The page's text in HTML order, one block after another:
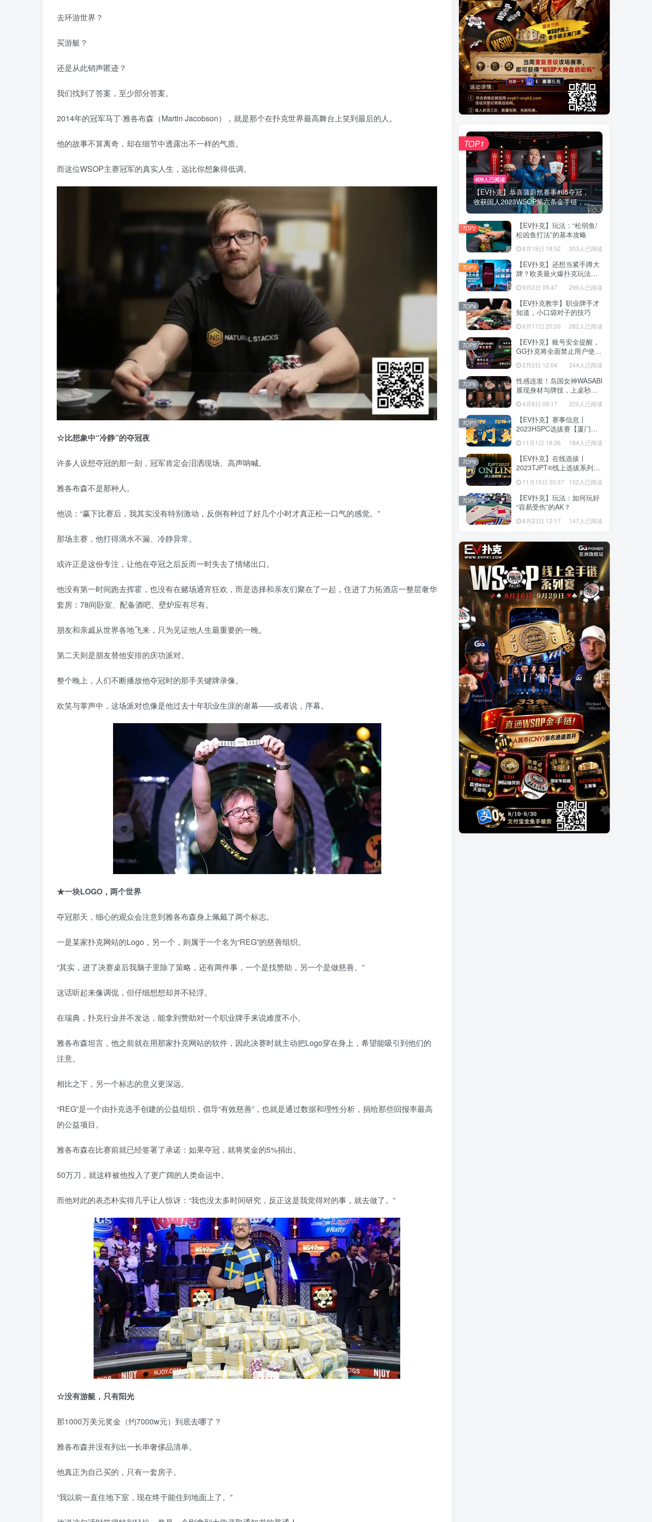
去环游世界？
买游艇？
还是从此销声匿迹？
我们找到了答案，至少部分答案。
2014年的冠军马丁·雅各布森（Martin Jacobson），就是那个在扑克世界最高舞台上笑到最后的人。
他的故事不算离奇，却在细节中透露出不一样的气质。
而这位WSOP主赛冠军的真实人生，远比你想象得低调。
☆比想象中“冷静”的夺冠夜
许多人设想夺冠的那一刻，冠军肯定会泪洒现场、高声呐喊。
雅各布森不是那种人。
他说：“赢下比赛后，我其实没有特别激动，反倒有种过了好几个小时才真正松一口气的感觉。”
那场主赛，他打得滴水不漏、冷静异常。
或许正是这份专注，让他在夺冠之后反而一时失去了情绪出口。
他没有第一时间跑去挥霍，也没有在赌场通宵狂欢，而是选择和亲友们聚在了一起，住进了力拓酒店一整层奢华
套房：78间卧室、配备酒吧、壁炉应有尽有。
朋友和亲戚从世界各地飞来，只为见证他人生最重要的一晚。
第二天则是朋友替他安排的庆功派对。
整个晚上，人们不断播放他夺冠时的那手关键牌录像。
欢笑与掌声中，这场派对也像是他过去十年职业生涯的谢幕——或者说，序幕。
★一块LOGO ，两个世界
夺冠那天，细心的观众会注意到雅各布森身上佩戴了两个标志。
一是某家扑克网站的Logo，另一个，则属于一个名为“REG”的慈善组织。
“其实，进了决赛桌后我脑子里除了策略，还有两件事，一个是找赞助，另一个是做慈善。”
这话听起来像调侃，但仔细想想却并不轻浮。
在瑞典，扑克行业并不发达，能拿到赞助对一个职业牌手来说难度不小。
雅各布森坦言，他之前就在用那家扑克网站的软件，因此决赛时就主动把Logo穿在身上，希望能吸引到他们的
注意。
相比之下，另一个标志的意义更深远。
“REG”是一个由扑克选手创建的公益组织，倡导“有效慈善”，也就是通过数据和理性分析，捐给那些回报率最高
的公益项目。
雅各布森在比赛前就已经签署了承诺：如果夺冠，就将奖金的5%捐出。
50万刀，就这样被他投入了更广阔的人类命运中。
而他对此的表态朴实得几乎让人惊讶：“我也没太多时间研究，反正这是我觉得对的事，就去做了。”
☆没有游艇，只有阳光
那1000万美元奖金（约7000w元）到底去哪了？
雅各布森并没有列出一长串奢侈品清单。
他真正为自己买的，只有一套房子。
“我以前一直住地下室，现在终于能住到地面上了。”
409人已阅读
【EV扑克】恭喜蒲蔚然赛事#65夺冠，
收获国人2023WSOP第六条金手链，...
TOP1
【EV扑克】玩法：“松弱鱼/
松凶鱼打法”的基本攻略
8月18日 18:52 303人已阅读
TOP2
【EV扑克】还想当紧手蹲大
牌？欧美最火爆扑克玩法
《鱿鱼游戏》不给你机会
9月2日 09:47 299人已阅读
TOP3
【EV扑克教学】职业牌手才
知道，小口袋对子的技巧
6月17日 20:20 282人已阅读
TOP4
【EV扑克】账号安全提醒，
GG扑克将全面禁止用户使用
任何「模拟器」及「越狱手
机」运行游戏
2月2日 12:04 244人已阅读
TOP5
性感连发！岛国女神WASABI
展现身材与牌技，上桌秒清
空老板
4月8日 09:17 220人已阅读
TOP6
【EV扑克】赛事信息丨
2023HSPC选拔赛【厦门
站】详细赛程赛制发布（11
月10日-15日）
11月1日 18:36 184人已阅读
TOP7
【EV扑克】在线选拔丨
2023TJPT®线上选拔系列赛
正式开启！
11月15日 20:37 152人已阅读
TOP8
【EV扑克】玩法：如何玩好
“容易受伤”的AK？
8月23日 12:17 147人已阅读
TOP9